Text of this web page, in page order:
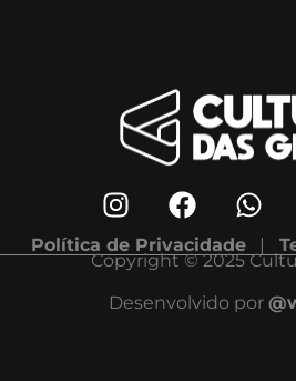
Política de Privacidade|
Copyright © 2025
Desenvolvido por